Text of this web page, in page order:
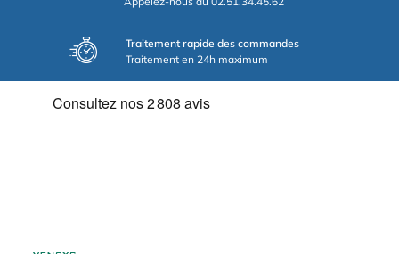
Traitement rapide des commandes
Traitement en 24h maximum